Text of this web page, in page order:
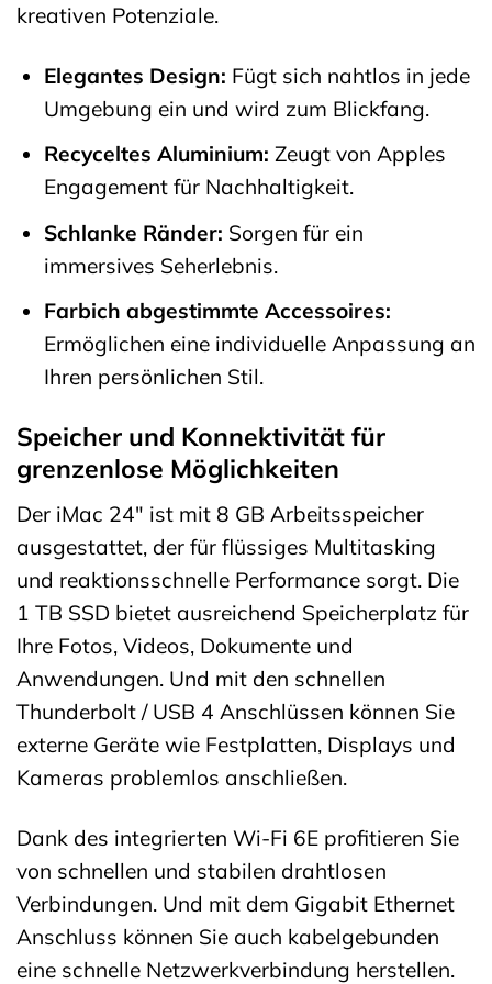
kreativen Potenziale.
Elegantes Design: Fügt sich nahtlos in jede
Umgebung ein und wird zum Blickfang.
Recyceltes Aluminium: Zeugt von Apples
Engagement für Nachhaltigkeit.
Schlanke Ränder: Sorgen für ein
immersives Seherlebnis.
Farbich abgestimmte Accessoires:
Ermöglichen eine individuelle Anpassung an
Ihren persönlichen Stil.
Speicher und Konnektivität für
grenzenlose Möglichkeiten
Der iMac 24″ ist mit 8 GB Arbeitsspeicher
ausgestattet, der für flüssiges Multitasking
und reaktionsschnelle Performance sorgt. Die
1 TB SSD bietet ausreichend Speicherplatz für
Ihre Fotos, Videos, Dokumente und
Anwendungen. Und mit den schnellen
Thunderbolt / USB 4 Anschlüssen können Sie
externe Geräte wie Festplatten, Displays und
Kameras problemlos anschließen.
Dank des integrierten Wi-Fi 6E profitieren Sie
von schnellen und stabilen drahtlosen
Verbindungen. Und mit dem Gigabit Ethernet
Anschluss können Sie auch kabelgebunden
eine schnelle Netzwerkverbindung herstellen.